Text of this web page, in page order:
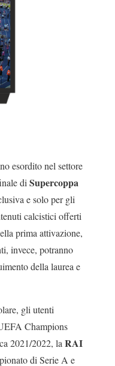
esordito nel settore
di Supercoppa
e solo per gli
calcistici offerti
prima attivazione,
invece, potranno
della laurea e
gli utenti
Champions
2021/2022, la RAI
di Serie A e